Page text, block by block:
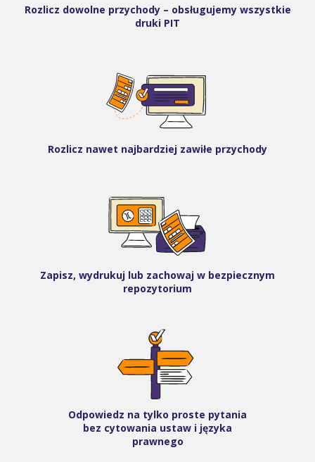
Rozlicz dowolne przychody – obsługujemy wszystkie
druki PIT
Rozlicz nawet najbardziej zawiłe przychody
Zapisz, wydrukuj lub zachowaj w bezpiecznym
repozytorium
Odpowiedz na tylko proste pytania
bez cytowania ustaw i języka
prawnego